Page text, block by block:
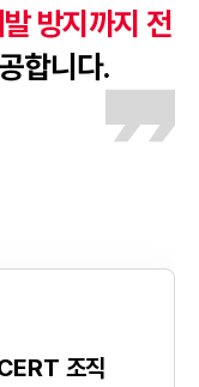
방지까지 전
합니다.
조직